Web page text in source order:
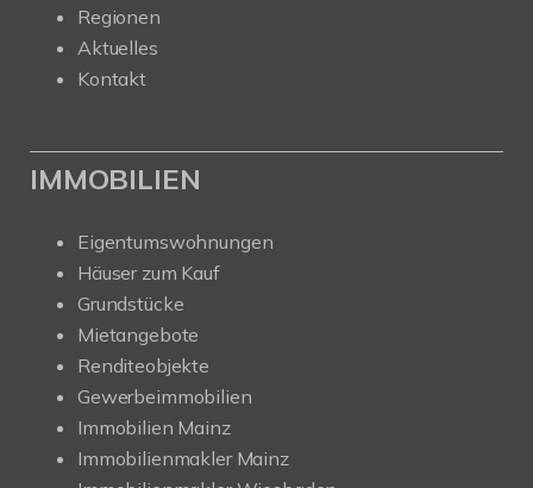
Regionen
Aktuelles
Kontakt
IMMOBILIEN
Eigentumswohnungen
Häuser zum Kauf
Grundstücke
Mietangebote
Renditeobjekte
Gewerbeimmobilien
Immobilien Mainz
Immobilienmakler Mainz